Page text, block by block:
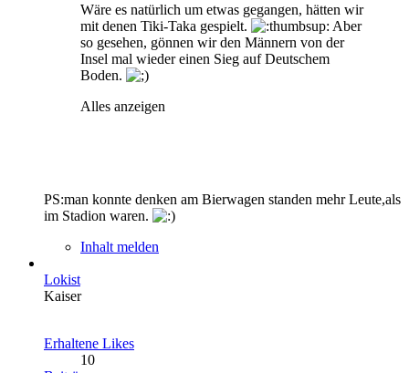
Wäre es natürlich um etwas gegangen, hätten wir
mit denen Tiki-Taka gespielt.
Aber
so gesehen, gönnen wir den Männern von der
Insel mal wieder einen Sieg auf Deutschem
Boden.
Alles anzeigen
PS:man konnte denken am Bierwagen standen mehr Leute,als
im Stadion waren.
Inhalt melden
Lokist
Kaiser
Erhaltene Likes
10